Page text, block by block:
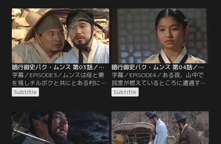
だったムンス。懐かしき日々を思い
出していたムンスは、ひょんなこと
で出会ったヨニという少女に恋をし
ていたことを思い出し…。
んな中、ジュンミンとミンソと義兄
弟の契りを交わすムンス。1年後、
ムンスはおじに連れられ予期せぬあ
る場所を訪れることに。
暗行御史パク・ムンス 第03話／字幕
字幕／EPISODE3／ムンスは母と妻
を残しチルボクと共にとある村に立
ち寄る。そこで母と娘の悲鳴を聞い
たムンスとチルボクが隠れて様子を
を持った男が現れ…。また、王命を
承ったというイッキョムがムンスを
訪ねて来ると、ムンスはイッキョム
と共にあることを始める。
Subtitle
暗行御史パク・ムンス 第04話／字幕
字幕／EPISODE4／ある夜、山中で
民家が燃えているところに遭遇する
ムンスとチルボク。慌てて助けに入
るムンスだったが、その場に居合わ
られる。役所に連れていかれたムン
スは、偶然ミンソと再会。ミンソの
家を訪ねたムンスはヨニにそっくり
なスギョンという娘に会い…。
Subtitle